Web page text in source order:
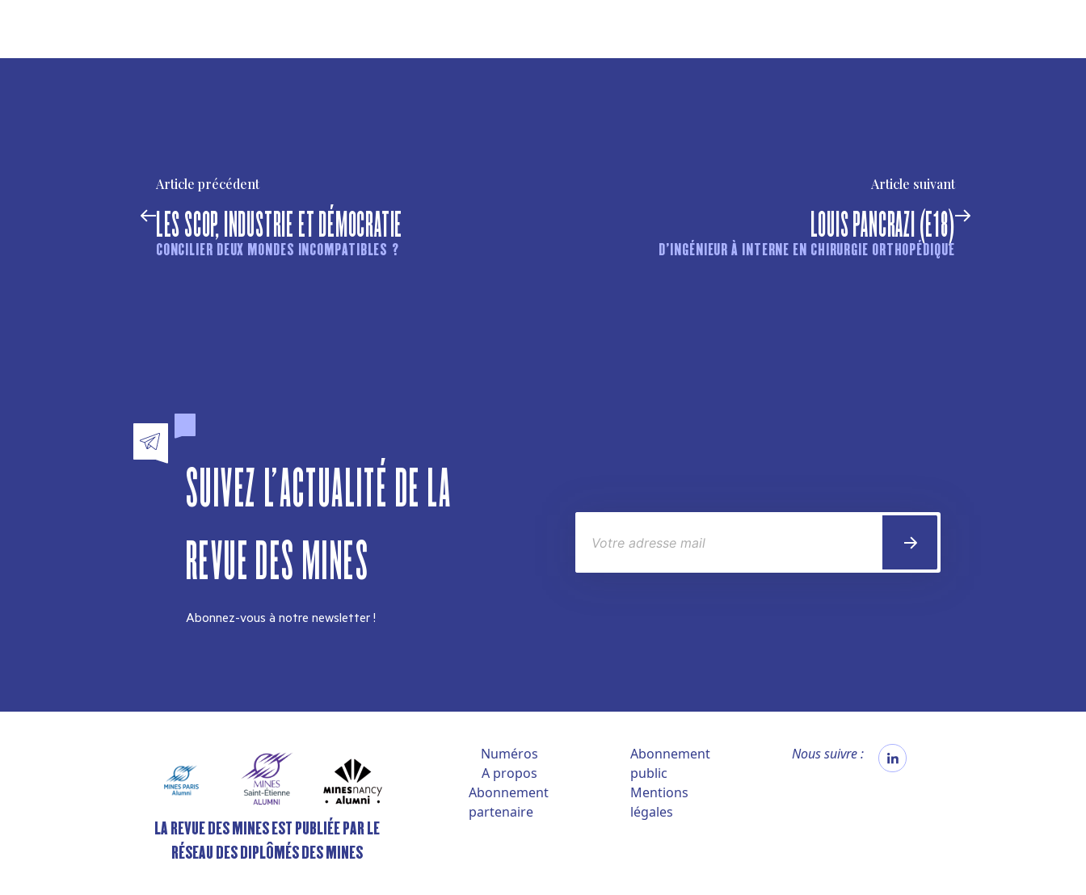
Article précédent
LES SCOP, INDUSTRIE ET DÉMOCRATIE
CONCILIER DEUX MONDES INCOMPATIBLES ?
Article suivant
LOUIS PANCRAZI (E18)
D’INGÉNIEUR À INTERNE EN CHIRURGIE ORTHOPÉDIQUE
SUIVEZ L'ACTUALITÉ DE LA
REVUE DES MINES
Abonnez-vous à notre newsletter !
LA REVUE DES MINES EST PUBLIÉE PAR LE
RÉSEAU DES DIPLÔMÉS DES MINES
Numéros
A propos
Abonnement
partenaire
Abonnement
public
Mentions
légales
Nous suivre :